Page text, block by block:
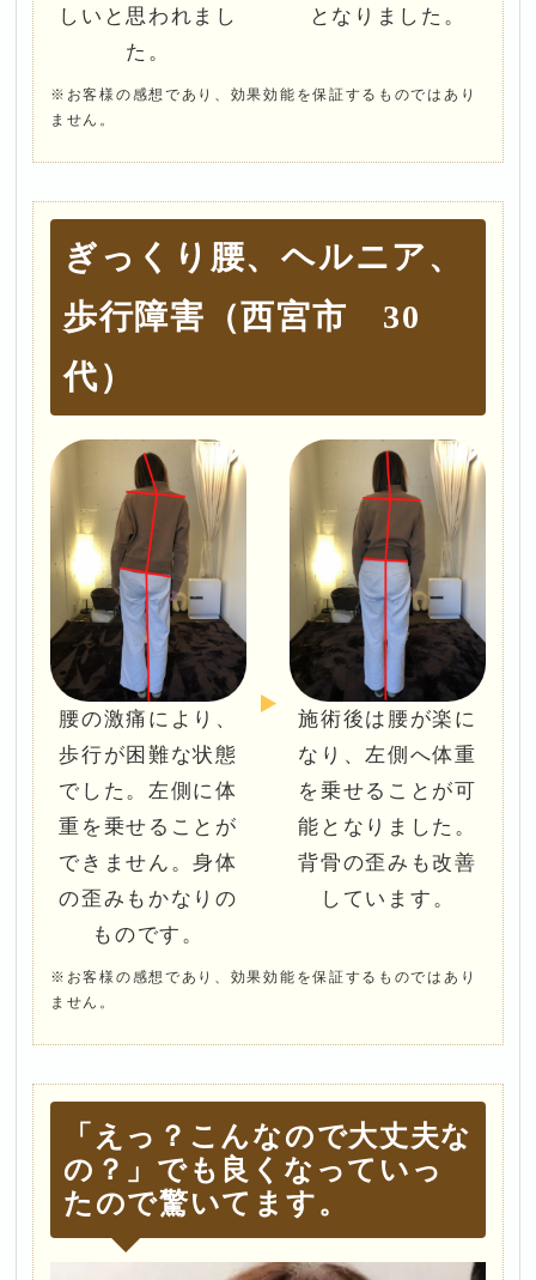
しいと思われまし
た。
となりました。
※お客様の感想であり、効果効能を保証するものではあり
ません。
ぎっくり腰、ヘルニア、
歩行障害（西宮市 30
代）
腰の激痛により、
歩行が困難な状態
でした。左側に体
重を乗せることが
できません。身体
の歪みもかなりの
ものです。
施術後は腰が楽に
なり、左側へ体重
を乗せることが可
能となりました。
背骨の歪みも改善
しています。
※お客様の感想であり、効果効能を保証するものではあり
ません。
「えっ？こんなので大丈夫な
の？」でも良くなっていっ
たので驚いてます。